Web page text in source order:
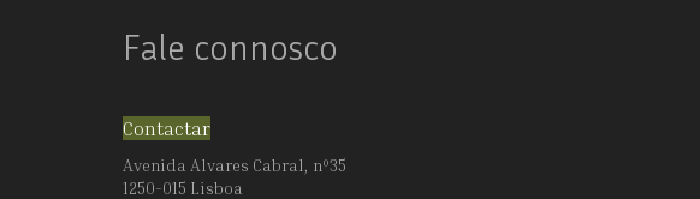
Fale connosco
Contactar
Avenida Alvares Cabral, nº35
1250-015 Lisboa